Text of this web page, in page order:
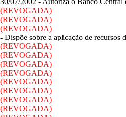
(REVOGADA)
(REVOGADA)
(REVOGADA)
- Dispõe sobre a aplicação de recursos
(REVOGADA)
(REVOGADA)
(REVOGADA)
(REVOGADA)
(REVOGADA)
(REVOGADA)
(REVOGADA)
(REVOGADA)